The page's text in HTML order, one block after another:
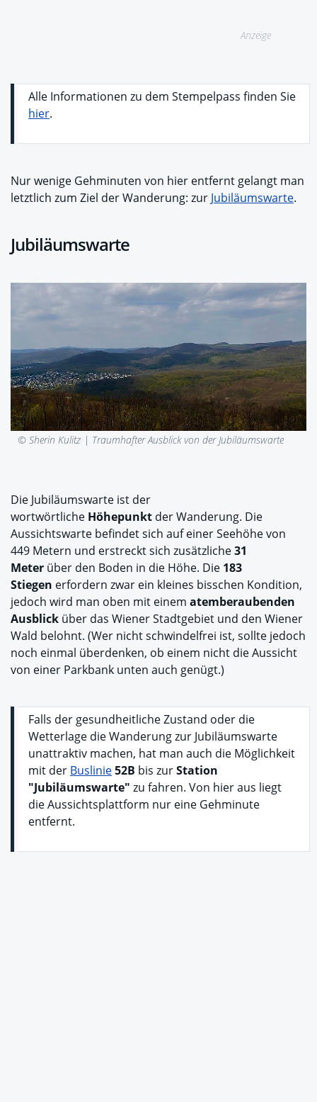
Anzeige
Alle Informationen zu dem Stempelpass finden Sie
hier.
Nur wenige Gehminuten von hier entfernt gelangt man
letztlich zum Ziel der Wanderung: zur Jubiläumswarte.
Jubiläumswarte
© Sherin Kulitz | Traumhafter Ausblick von der Jubiläumswarte
Die Jubiläumswarte ist der
wortwörtliche Höhepunkt der Wanderung. Die
Aussichtswarte befindet sich auf einer Seehöhe von
449 Metern und erstreckt sich zusätzliche31
Meter über den Boden in die Höhe. Die 183
Stiegen erfordern zwar ein kleines bisschen Kondition,
jedoch wird man oben mit einem atemberaubenden
Ausblick über das Wiener Stadtgebiet und den Wiener
Wald belohnt. (Wer nicht schwindelfrei ist, sollte jedoch
noch einmal überdenken, ob einem nicht die Aussicht
von einer Parkbank unten auch genügt.)
Falls der gesundheitliche Zustand oder die
Wetterlage die Wanderung zur Jubiläumswarte
unattraktiv machen, hat man auch die Möglichkeit
mit der Buslinie52B bis zurStation
"Jubiläumswarte" zu fahren. Von hier aus liegt
die Aussichtsplattform nur eine Gehminute
entfernt.